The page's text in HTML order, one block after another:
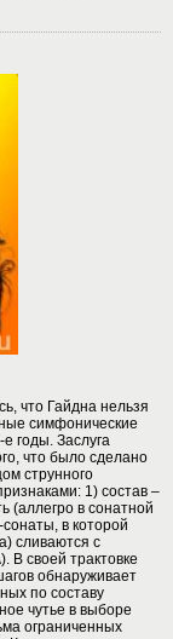
что Гайдна нельзя
симфонические
годы. Заслуга
что было сделано
струнного
1) состав –
(аллегро в сонатной
в которой
сливаются с
своей трактовке
обнаруживает
по составу
чутье в выборе
ограниченных